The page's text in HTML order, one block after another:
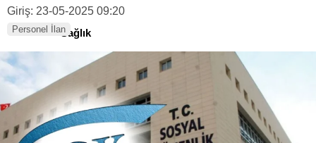
Sağlık
Teknoloji
Spor
Giriş: 23-05-2025 09:20
Personel İlan